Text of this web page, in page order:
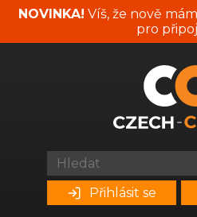
NOVINKA! Víš, že nově
pro
Přihlásit se